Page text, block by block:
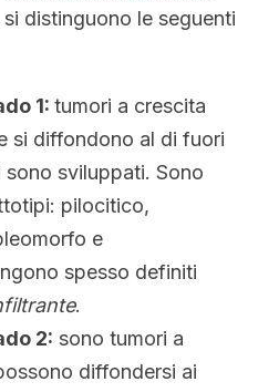
si distinguono le seguenti
1: tumori a crescita
si diffondono al di fuori
sviluppati. Sono
pilocitico,
e
spesso definiti
.
2: sono tumori a
diffondersi ai